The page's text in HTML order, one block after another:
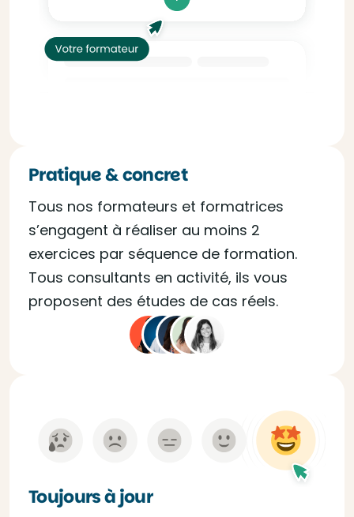
Pratique & concret
Tous nos formateurs et formatrices
s’engagent à réaliser au moins 2
exercices par séquence de formation.
Tous consultants en activité, ils vous
proposent des études de cas réels.
Toujours à jour